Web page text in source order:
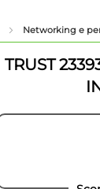
Networking e
TRUST